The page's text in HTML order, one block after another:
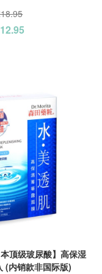
顶级玻尿酸】高保湿
(内销款非国际版)